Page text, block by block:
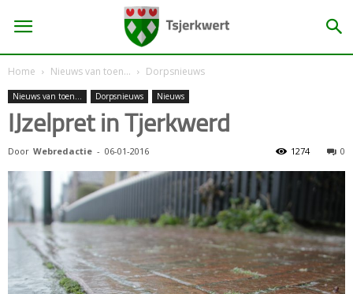
Home Nieuws van toen... Dorpsnieuws
Nieuws van toen... Dorpsnieuws Nieuws
IJzelpret in Tjerkwerd
Door Webredactie - 06-01-2016 0
1274